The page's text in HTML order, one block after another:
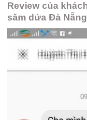
Review của
sâm dứa Đà Nẵng